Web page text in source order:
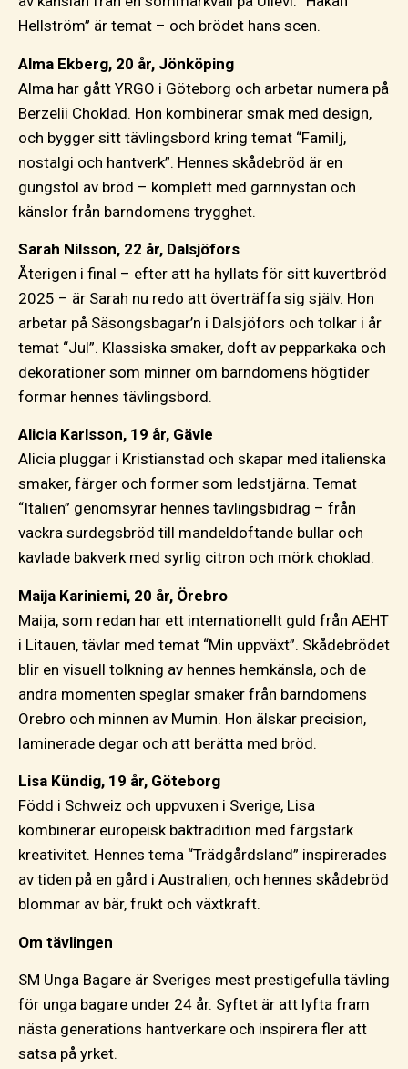
Hellström” är temat – och brödet hans scen.
Alma Ekberg, 20 år, Jönköping
Alma har gått YRGO i Göteborg och arbetar numera på
Berzelii Choklad. Hon kombinerar smak med design,
och bygger sitt tävlingsbord kring temat “Familj,
nostalgi och hantverk”. Hennes skådebröd är en
gungstol av bröd – komplett med garnnystan och
känslor från barndomens trygghet.
Sarah Nilsson, 22 år, Dalsjöfors
Återigen i final – efter att ha hyllats för sitt kuvertbröd
2025 – är Sarah nu redo att överträffa sig själv. Hon
arbetar på Säsongsbagar’n i Dalsjöfors och tolkar i år
temat “Jul”. Klassiska smaker, doft av pepparkaka och
dekorationer som minner om barndomens högtider
formar hennes tävlingsbord.
Alicia Karlsson, 19 år, Gävle
Alicia pluggar i Kristianstad och skapar med italienska
smaker, färger och former som ledstjärna. Temat
“Italien” genomsyrar hennes tävlingsbidrag – från
vackra surdegsbröd till mandeldoftande bullar och
kavlade bakverk med syrlig citron och mörk choklad.
Maija Kariniemi, 20 år, Örebro
Maija, som redan har ett internationellt guld från AEHT
i Litauen, tävlar med temat “Min uppväxt”. Skådebrödet
blir en visuell tolkning av hennes hemkänsla, och de
andra momenten speglar smaker från barndomens
Örebro och minnen av Mumin. Hon älskar precision,
laminerade degar och att berätta med bröd.
Lisa Kündig, 19 år, Göteborg
Född i Schweiz och uppvuxen i Sverige, Lisa
kombinerar europeisk baktradition med färgstark
kreativitet. Hennes tema “Trädgårdsland” inspirerades
av tiden på en gård i Australien, och hennes skådebröd
blommar av bär, frukt och växtkraft.
Om tävlingen
SM Unga Bagare är Sveriges mest prestigefulla tävling
för unga bagare under 24 år. Syftet är att lyfta fram
nästa generations hantverkare och inspirera fler att
satsa på yrket.